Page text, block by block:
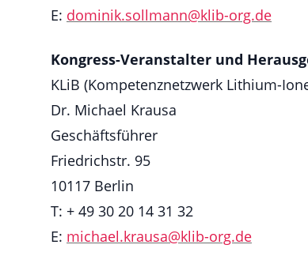
E: dominik.sollmann@klib-org.de
Kongress-Veranstalter und
KLiB (Kompetenznetzwerk Lithium-
Dr. Michael Krausa
Geschäftsführer
Friedrichstr. 95
10117 Berlin
T: + 49 30 20 14 31 32
E: michael.krausa@klib-org.de